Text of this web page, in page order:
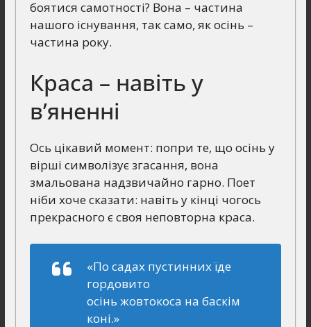
боятися самотності? Вона – частина
нашого існування, так само, як осінь –
частина року.
Краса – навіть у
в’яненні
Ось цікавий момент: попри те, що осінь у
вірші символізує згасання, вона
змальована надзвичайно гарно. Поет
ніби хоче сказати: навіть у кінці чогось
прекрасного є своя неповторна краса.
«По садах пустинних їде
гордовито
осінь жовтокоса на баскім
коні.»